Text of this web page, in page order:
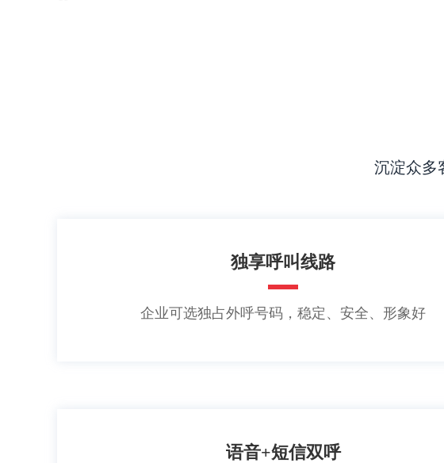
沉淀众多
独享呼叫线路
企业可选独占外呼号码，稳定、安全、形象好
语音+短信双呼